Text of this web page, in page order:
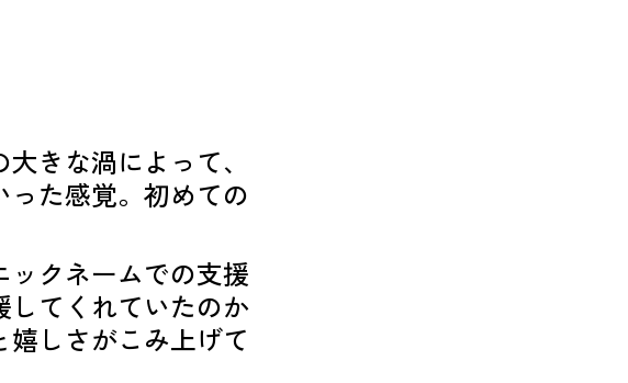
きな渦によって、
た感覚。初めての
クネームでの支援
してくれていたのか
しさがこみ上げて